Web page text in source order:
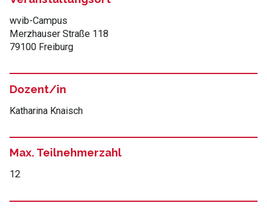
wvib-Campus
Merzhauser Straße 118
79100 Freiburg
Dozent/in
Katharina Knaisch
Max. Teilnehmerzahl
12